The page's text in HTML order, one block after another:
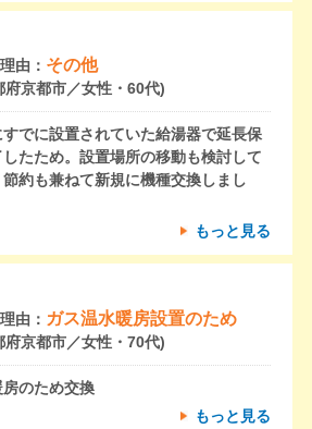
由： その他
府京都市／女性・60代)
でに設置されていた給湯器で延長保
たため。設置場所の移動も検討して
約も兼ねて新規に機種交換しまし
もっと見る
由： ガス温水暖房設置のため
府京都市／女性・70代)
のため交換
もっと見る